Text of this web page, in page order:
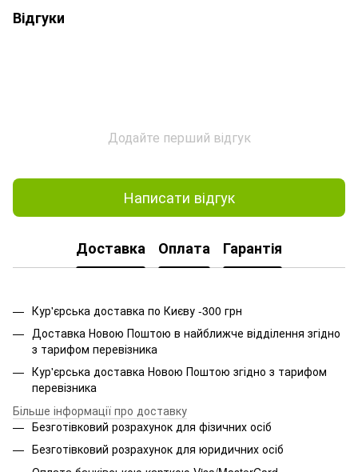
Відгуки
Додайте перший відгук
Написати відгук
Доставка Оплата Гарантія
Кур'єрська доставка по Києву -300 грн
Доставка Новою Поштою в найближче відділення згідно
з тарифом перевізника
Кур'єрська доставка Новою Поштою згідно з тарифом
перевізника
Більше інформації про доставку
Безготівковий розрахунок для фізичних осіб
Безготівковий розрахунок для юридичних осіб